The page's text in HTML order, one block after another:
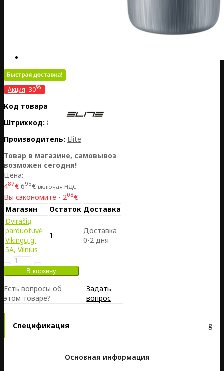
Акция -30%
Код товара:
Штрихкод: 8020775042175
Производитель: Elite
Товар в магазине, самовывоз
возможен сегодня!
Цена:
487€ 695€ включая НДС
Вы сэкономите - 208€
Магазин
Остаток Доставка
Dviračių
parduotuvė
Vikingų g.
5A, Vilnius
1
Доставка
0-2 дня
Есть вопросы об
этом товаре?
Задать
вопрос
Спецификация
Основная информация